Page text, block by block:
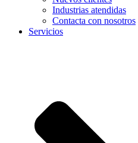
Industrias atendidas
Contacta con nosotros
Servicios